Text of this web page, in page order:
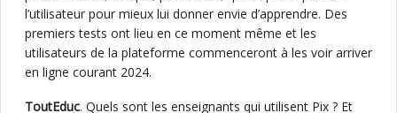
l’utilisateur pour mieux lui donner envie d’apprendre. Des
premiers tests ont lieu en ce moment même et les
utilisateurs de la plateforme commenceront à les voir arriver
en ligne courant 2024.
ToutEduc. Quels sont les enseignants qui utilisent Pix ? Et